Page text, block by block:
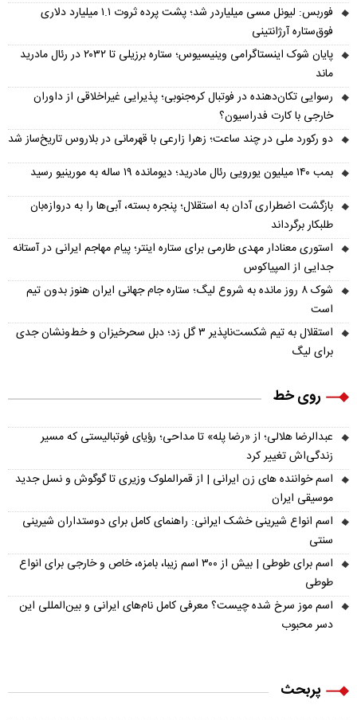
فوربس: لیونل مسی میلیاردر شد؛ پشت پرده ثروت ۱.۱ میلیارد دلاری
فوق‌ستاره آرژانتینی
پایان شوک اینستاگرامی وینیسیوس؛ ستاره برزیلی تا ۲۰۳۲ در رئال مادرید
ماند
رسوایی تکان‌دهنده در فوتبال کره‌جنوبی؛ پذیرایی غیراخلاقی از داوران
خارجی با کارت فدراسیون؟
دو رکورد ملی در چند ساعت؛ زهرا زارعی با قهرمانی در بلاروس تاریخ‌ساز شد
بمب ۱۴۰ میلیون یورویی رئال مادرید؛ دیومانده ۱۹ ساله به مورینیو رسید
بازگشت اضطراری آدان به استقلال؛ پنجره بسته، آبی‌ها را به دروازه‌بان
طلبکار برگرداند
استوری معنادار مهدی طارمی برای ستاره اینتر؛ پیام مهاجم ایرانی در آستانه
جدایی از المپیاکوس
شوک ۸ روز مانده به شروع لیگ؛ ستاره جام جهانی ایران هنوز بدون تیم
است
استقلال به تیم شکست‌ناپذیر ۳ گل زد؛ دبل سحرخیزان و خط‌ونشان جدی
برای لیگ
روی خط
عبدالرضا هلالی؛ از «رضا پله» تا مداحی؛ رؤیای فوتبالیستی که مسیر
زندگی‌اش تغییر کرد
اسم خواننده های زن ایرانی | از قمرالملوک وزیری تا گوگوش و نسل جدید
موسیقی ایران
اسم انواع شیرینی خشک ایرانی: راهنمای کامل برای دوستداران شیرینی
سنتی
اسم برای طوطی | بیش از ۳۰۰ اسم زیبا، بامزه، خاص و خارجی برای انواع
طوطی
اسم موز سرخ شده چیست؟ معرفی کامل نام‌های ایرانی و بین‌المللی این
دسر محبوب
پربحث